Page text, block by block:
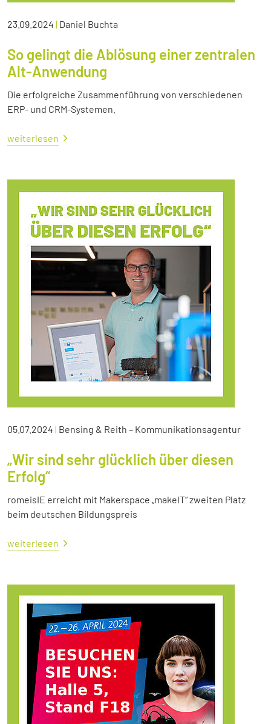
23.09.2024 | Daniel Buchta
So gelingt die Ablösung einer zentralen
Alt-Anwendung
Die erfolgreiche Zusammenführung von verschiedenen
ERP- und CRM-Systemen.
weiterlesen
05.07.2024 | Bensing & Reith – Kommunikationsagentur
„Wir sind sehr glücklich über diesen
Erfolg“
romeisIE erreicht mit Makerspace „makeIT“ zweiten Platz
beim deutschen Bildungspreis
weiterlesen